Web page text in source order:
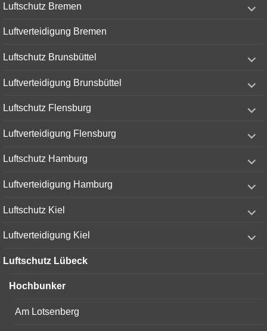
Luftschutz Bremen
child
Luftverteidigung Bremen
Luftschutz Brunsbüttel
child
Luftverteidigung Brunsbüttel
child
Luftschutz Flensburg
child
Luftverteidigung Flensburg
child
Luftschutz Hamburg
child
Luftverteidigung Hamburg
child
Luftschutz Kiel
child
Luftverteidigung Kiel
child
Luftschutz Lübeck
Hochbunker
Am Lotsenberg